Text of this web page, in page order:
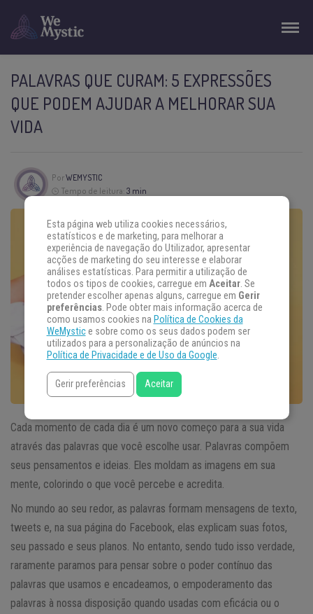
PALAVRAS QUE CURAM: 5 EXPRESSÕES
QUE PODEM AJUDAR A MELHORAR SUA
VIDA
PorWEMYSTIC
Tempo de leitura: 3 min
Cada momento de cada dia é um novo começo para a sua vida
através das palavras que você escolhe usar. Palavras compõem
seus pensamentos e ideias. Eles moldam as imagens em sua
mente, colorindo o que você percebe e acredita.
No mundo ao seu redor, as palavras formam mensagens de texto,
tweets e, na sua página do Facebook, elas explicam suas fotos,
seu passado e seus planos. No entanto, sendo tudo isso verdade,
raramente paramos para pensar sobre o poder contínuo das
palavras que usamos e encadeamos, o empoderamento das
palavras à nossa disposição quando usadas com eficácia ou o
Esta página web utiliza cookies necessários,
estatísticos e de marketing, para melhorar a
experiência de navegação do Utilizador, apresentar
acções de marketing do seu interesse e elaborar
análises estatísticas. Para permitir a utilização de
todos os tipos de cookies, carregue em Aceitar. Se
pretender escolher apenas alguns, carregue em Gerir
preferências. Pode obter mais informação acerca de
como usamos cookies na Política de Cookies da
WeMystice sobre como os seus dados podem ser
utilizados para a personalização de anúncios na
Política de Privacidade e de Uso da Google.
Gerir preferências Aceitar